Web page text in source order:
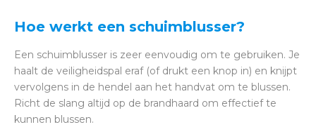
Hoe werkt een schuimblusser?
Een schuimblusser is zeer eenvoudig om te gebruiken. Je
haalt de veiligheidspal eraf (of drukt een knop in) en knijpt
vervolgens in de hendel aan het handvat om te blussen.
Richt de slang altijd op de brandhaard om effectief te
kunnen blussen.